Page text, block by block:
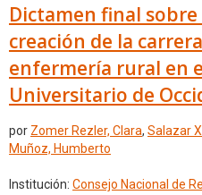
Dictamen final
creación de la
enfermería rural en
Universitario de
por Zomer Rezler, Clara, Salazar
Muñoz, Humberto
Institución: Consejo Nacional de